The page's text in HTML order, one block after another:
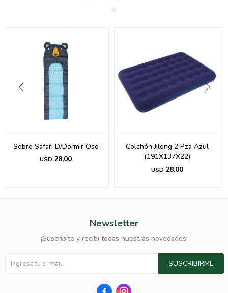
Sobre Safari D/Dormir Oso
USD 28,00
Colchón Jilong 2 Pza Azul
(191X137X22)
USD 28,00
Newsletter
¡Suscribite y recibí todas nuestras novedades!
SUSCRIBIRME